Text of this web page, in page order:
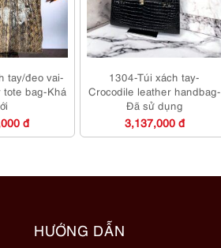
tay/đeo vai-
bag-Khá
đ
1304-Túi xách tay-
Crocodile leather handbag-
Đã sử dụng
3,137,000 đ
HƯỚNG DẪN